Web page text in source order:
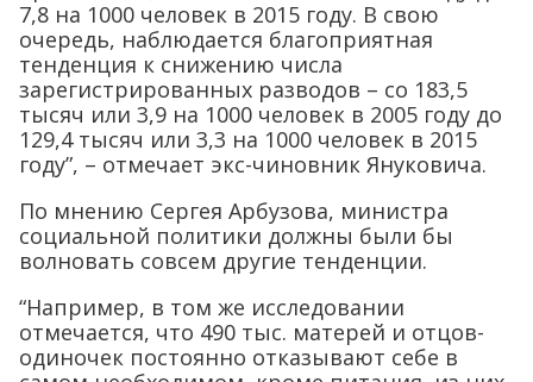
7,8 на 1000 человек в 2015 году. В свою
очередь, наблюдается благоприятная
тенденция к снижению числа
зарегистрированных разводов – со 183,5
тысяч или 3,9 на 1000 человек в 2005 году до
129,4 тысяч или 3,3 на 1000 человек в 2015
году”, – отмечает экс-чиновник Януковича.
По мнению Сергея Арбузова, министра
социальной политики должны были бы
волновать совсем другие тенденции.
“Например, в том же исследовании
отмечается, что 490 тыс. матерей и отцов-
одиночек постоянно отказывают себе в